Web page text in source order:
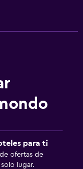
para ti
ofertas de
lugar.